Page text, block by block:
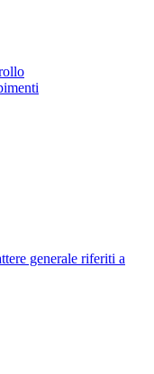
generale riferiti a